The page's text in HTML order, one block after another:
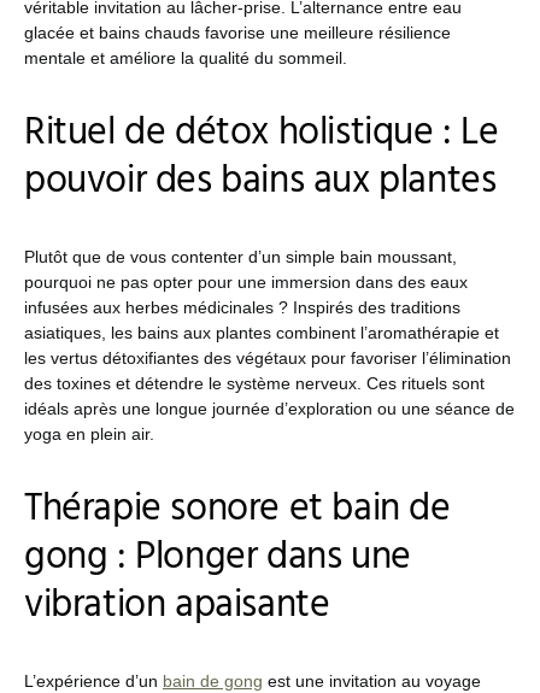
véritable invitation au lâcher-prise. L’alternance entre eau
glacée et bains chauds favorise une meilleure résilience
mentale et améliore la qualité du sommeil.
Rituel de détox holistique : Le
pouvoir des bains aux plantes
Plutôt que de vous contenter d’un simple bain moussant,
pourquoi ne pas opter pour une immersion dans des eaux
infusées aux herbes médicinales ? Inspirés des traditions
asiatiques, les bains aux plantes combinent l’aromathérapie et
les vertus détoxifiantes des végétaux pour favoriser l’élimination
des toxines et détendre le système nerveux. Ces rituels sont
idéals après une longue journée d’exploration ou une séance de
yoga en plein air.
Thérapie sonore et bain de
gong : Plonger dans une
vibration apaisante
L’expérience d’un bain de gong est une invitation au voyage